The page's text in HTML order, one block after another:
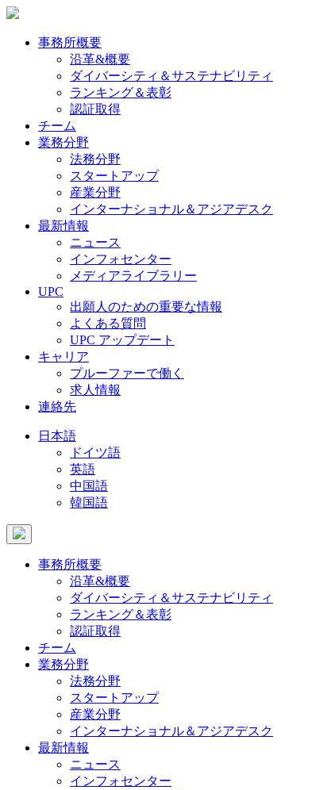
事務所概要
沿革&概要
ダイバーシティ＆サステナビリティ
ランキング＆表彰
認証取得
チーム
業務分野
法務分野
スタートアップ
産業分野
インターナショナル＆アジアデスク
最新情報
ニュース
インフォセンター
メディアライブラリー
UPC
出願人のための重要な情報
よくある質問
UPC アップデート
キャリア
プルーファーで働く
求人情報
連絡先
日本語
ドイツ語
英語
中国語
韓国語
事務所概要
沿革&概要
ダイバーシティ＆サステナビリティ
ランキング＆表彰
認証取得
チーム
業務分野
法務分野
スタートアップ
産業分野
インターナショナル＆アジアデスク
最新情報
ニュース
インフォセンター